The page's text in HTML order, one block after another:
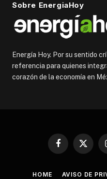
Sobre EnergiaHoy
Energía Hoy. Por su sentido
referencia para quienes
corazón de la economía en
Facebook
X
HOME AVISO DE